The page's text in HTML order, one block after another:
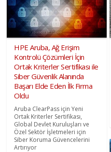
HPE Aruba, Ağ Erişim
Kontrolü Çözümleri İçin
Ortak Kriterler Sertifikası ile
Siber Güvenlik Alanında
Başarı Elde Eden İlk Firma
Oldu
Aruba ClearPass için Yeni
Ortak Kriterler Sertifikası,
Global Devlet Kuruluşları ve
Özel Sektör İşletmeleri için
Siber Koruma Güvencelerini
Artırıyor